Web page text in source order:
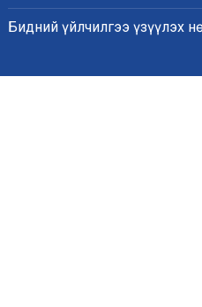
Бидний үйлчилгээ үзүүлэх